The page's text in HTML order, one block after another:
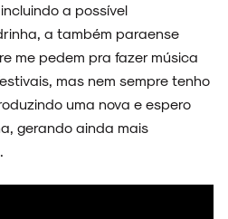
a possível
a também paraense
me pedem pra fazer música
mas nem sempre tenho
uma nova e espero
gerando ainda mais